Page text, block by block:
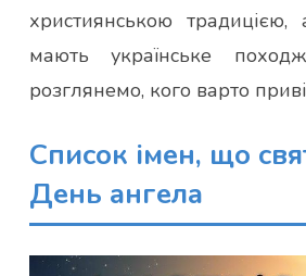
християнською
мають українське
розглянемо, кого варто
Список імен, що
День ангела